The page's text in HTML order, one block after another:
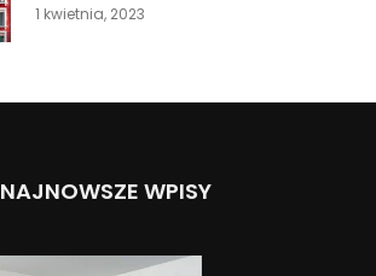
1 kwietnia, 2023
NAJNOWSZE WPISY